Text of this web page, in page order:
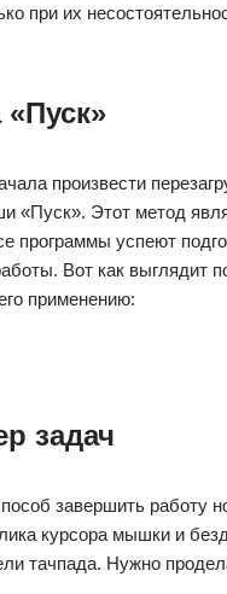
при их
произвести
«Пуск». Этот метод
программы успеют
Вот как выглядит
применению:
задач
завершить работу
курсора мышки и
тачпада. Нужно